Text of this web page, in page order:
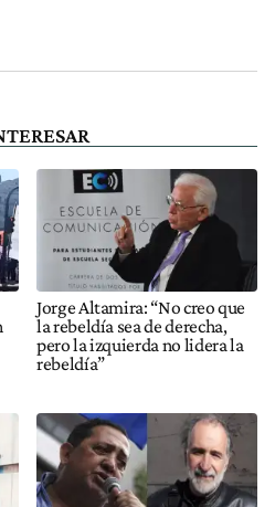
Jorge Altamira: “No creo que
la rebeldía sea de derecha,
pero la izquierda no lidera la
rebeldía”